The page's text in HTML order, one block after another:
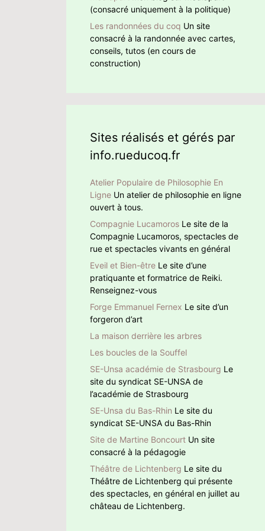
(consacré uniquement à la politique)
Les randonnées du coq Un site
consacré à la randonnée avec cartes,
conseils, tutos (en cours de
construction)
Sites réalisés et gérés par
info.rueducoq.fr
Atelier Populaire de Philosophie En
Ligne Un atelier de philosophie en ligne
ouvert à tous.
Compagnie Lucamoros Le site de la
Compagnie Lucamoros, spectacles de
rue et spectacles vivants en général
Eveil et Bien-être Le site d’une
pratiquante et formatrice de Reiki.
Renseignez-vous
Forge Emmanuel Fernex Le site d’un
forgeron d’art
La maison derrière les arbres
Les boucles de la Souffel
SE-Unsa académie de Strasbourg Le
site du syndicat SE-UNSA de
l’académie de Strasbourg
SE-Unsa du Bas-Rhin Le site du
syndicat SE-UNSA du Bas-Rhin
Site de Martine Boncourt Un site
consacré à la pédagogie
Théâtre de Lichtenberg Le site du
Théâtre de Lichtenberg qui présente
des spectacles, en général en juillet au
château de Lichtenberg.